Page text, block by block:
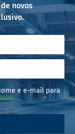
novos
e e-mail para